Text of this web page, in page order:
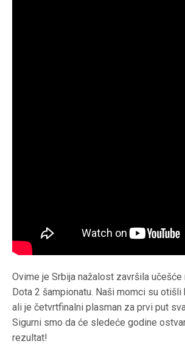
Ovime je Srbija nažalost završila učešće
Dota 2 šampionatu. Naši momci su otišli
ali je četvrtfinalni plasman za prvi put
Sigurni smo da će sledeće godine
rezultat!